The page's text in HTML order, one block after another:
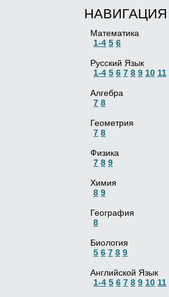
НАВИГАЦИЯ
Математика
1-4 5 6
Русский Язык
1-4 5 6 7 8 9 10 11
Алгебра
7 8
Геометрия
7 8
Физика
7 8 9
Химия
8 9
География
8
Биология
5 6 7 8 9
Английской Язык
1-4 5 6 7 8 9 10 11